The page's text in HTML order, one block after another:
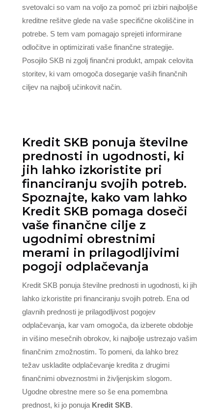
svetovalci so vam na voljo za pomoč pri izbiri najboljše
kreditne rešitve glede na vaše specifične okoliščine in
potrebe. S tem vam pomagajo sprejeti informirane
odločitve in optimizirati vaše finančne strategije.
Posojilo SKB ni zgolj finančni produkt, ampak celovita
storitev, ki vam omogoča doseganje vaših finančnih
ciljev na najbolj učinkovit način.
Kredit SKB ponuja številne
prednosti in ugodnosti, ki
jih lahko izkoristite pri
financiranju svojih potreb.
Spoznajte, kako vam lahko
Kredit SKB pomaga doseči
vaše finančne cilje z
ugodnimi obrestnimi
merami in prilagodljivimi
pogoji odplačevanja
Kredit SKB ponuja številne prednosti in ugodnosti, ki jih
lahko izkoristite pri financiranju svojih potreb. Ena od
glavnih prednosti je prilagodljivost pogojev
odplačevanja, kar vam omogoča, da izberete obdobje
in višino mesečnih obrokov, ki najbolje ustrezajo vašim
finančnim zmožnostim. To pomeni, da lahko brez
težav uskladite odplačevanje kredita z drugimi
finančnimi obveznostmi in življenjskim slogom.
Ugodne obrestne mere so še ena pomembna
prednost, ki jo ponuja Kredit SKB.